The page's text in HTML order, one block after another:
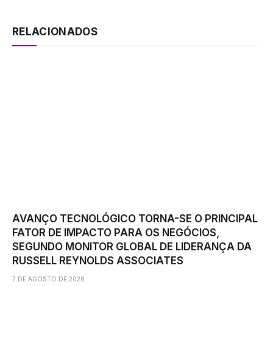
RELACIONADOS
AVANÇO TECNOLÓGICO TORNA-SE O PRINCIPAL
FATOR DE IMPACTO PARA OS NEGÓCIOS,
SEGUNDO MONITOR GLOBAL DE LIDERANÇA DA
RUSSELL REYNOLDS ASSOCIATES
7 DE AGOSTO DE 2026